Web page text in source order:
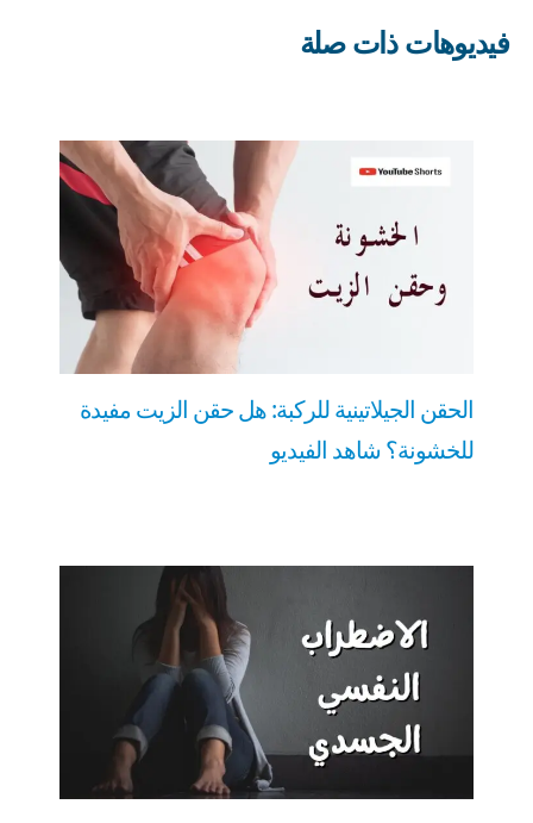
فيديوهات ذات صلة
الحقن الجيلاتينية للركبة: هل حقن الزيت مفيدة
للخشونة؟ شاهد الفيديو